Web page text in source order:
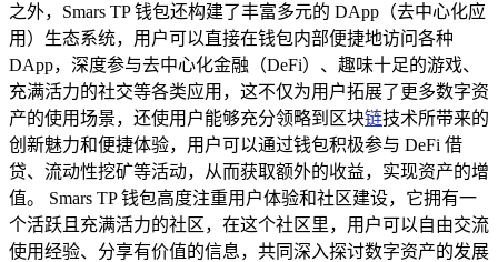
之外，Smars TP 钱包还构建了丰富多元的 DApp（去中心化应
用）生态系统，用户可以直接在钱包内部便捷地访问各种
DApp，深度参与去中心化金融（DeFi）、趣味十足的游戏、
充满活力的社交等各类应用，这不仅为用户拓展了更多数字资
产的使用场景，还使用户能够充分领略到区块链技术所带来的
创新魅力和便捷体验，用户可以通过钱包积极参与 DeFi 借
贷、流动性挖矿等活动，从而获取额外的收益，实现资产的增
值。 Smars TP 钱包高度注重用户体验和社区建设，它拥有一
个活跃且充满活力的社区，在这个社区里，用户可以自由交流
使用经验、分享有价值的信息，共同深入探讨数字资产的发展